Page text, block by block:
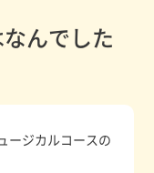
んでした
ージカルコースの